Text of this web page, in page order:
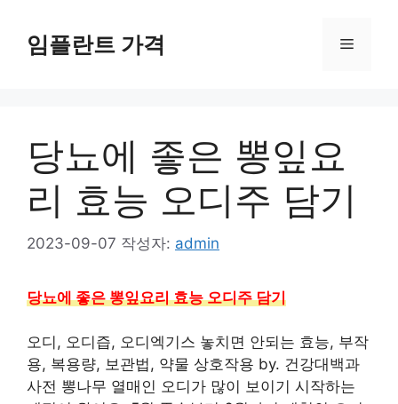
임플란트 가격 메
당뇨에 좋은 뽕잎요
리 효능 오디주 담기
2023-09-07 작성자: admin
당뇨에 좋은 뽕잎요리 효능 오디주 담기
오디, 오디즙, 오디엑기스 놓치면 안되는 효능, 부작
용, 복용량, 보관법, 약물 상호작용 by. 건강대백과
사전 뽕나무 열매인 오디가 많이 보이기 시작하는